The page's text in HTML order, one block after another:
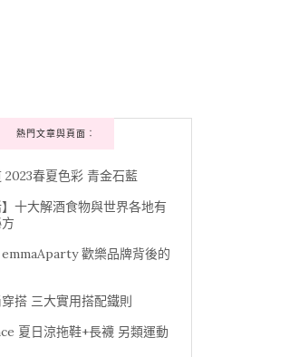
熱門文章與頁面︰
2023春夏色彩 青金石藍
】十大解酒食物與世界各地有
歡樂品牌背後的
搭 三大實用搭配鐵則
夏日涼拖鞋+長襪 另類運動